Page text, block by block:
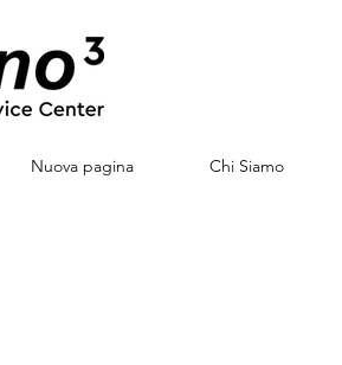
Nuova pagina Chi Siamo